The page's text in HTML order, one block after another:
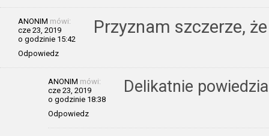
ANONIM mówi:
cze 23, 2019
o godzinie 15:42
Odpowiedz
Przyznam szczerze,
ANONIM mówi:
cze 23, 2019
o godzinie 18:38
Odpowiedz
Delikatnie